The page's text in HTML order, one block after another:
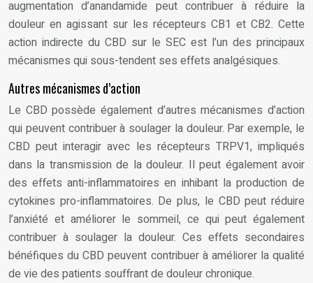
augmentation d’anandamide peut contribuer à réduire la
douleur en agissant sur les récepteurs CB1 et CB2. Cette
action indirecte du CBD sur le SEC est l’un des principaux
mécanismes qui sous-tendent ses effets analgésiques.
Autres mécanismes d’action
Le CBD possède également d’autres mécanismes d’action
qui peuvent contribuer à soulager la douleur. Par exemple, le
CBD peut interagir avec les récepteurs TRPV1, impliqués
dans la transmission de la douleur. Il peut également avoir
des effets anti-inflammatoires en inhibant la production de
cytokines pro-inflammatoires. De plus, le CBD peut réduire
l’anxiété et améliorer le sommeil, ce qui peut également
contribuer à soulager la douleur. Ces effets secondaires
bénéfiques du CBD peuvent contribuer à améliorer la qualité
de vie des patients souffrant de douleur chronique.